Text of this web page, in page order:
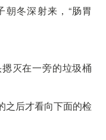
冬深射来，“肠胃
灭在一旁的垃圾桶
之后才看向下面的检